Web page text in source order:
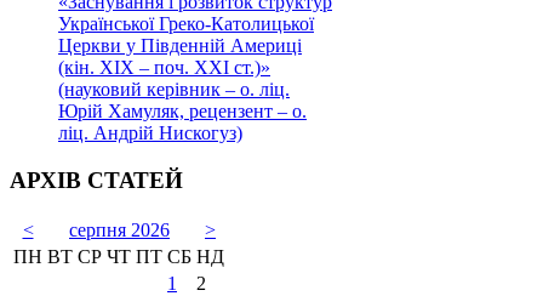
Української Греко-Католицької
Церкви у Південній Америці
(кін. ХІХ – поч. ХХІ ст.)»
(науковий керівник – о. ліц.
Юрій Хамуляк, рецензент – о.
ліц. Андрій Нискогуз)
АРХІВ СТАТЕЙ
< серпня 2026
>
ПН ВТ СР ЧТ ПТ СБ НД
1
2